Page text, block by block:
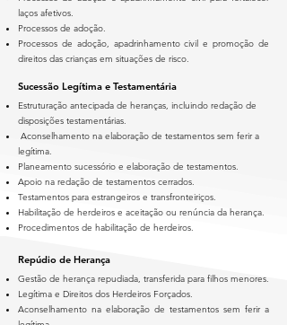
laços afetivos.
Processos de adoção.
Processos de adoção, apadrinhamento civil e promoção de
direitos das crianças em situações de risco.
Sucessão Legítima e Testamentária
Estruturação antecipada de heranças, incluindo redação de
disposições testamentárias.
Aconselhamento na elaboração de testamentos sem ferir a
legítima.
Planeamento sucessório e elaboração de testamentos.
Apoio na redação de testamentos cerrados.
Testamentos para estrangeiros e transfronteiriços.
Habilitação de herdeiros e aceitação ou renúncia da herança.
Procedimentos de habilitação de herdeiros.
Repúdio de Herança
Gestão de herança repudiada, transferida para filhos menores.
Legítima e Direitos dos Herdeiros Forçados.
Aconselhamento na elaboração de testamentos sem ferir a